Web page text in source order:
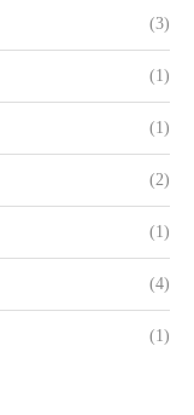
(3)
(1)
(1)
(2)
(1)
(4)
(1)